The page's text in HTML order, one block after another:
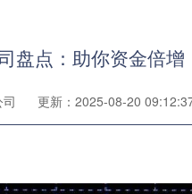
盘点：助你资金倍增
更新：2025-08-20